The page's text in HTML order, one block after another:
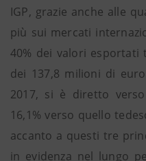
IGP, grazie anche alle
più sui mercati
40% dei valori esportati
dei 137,8 milioni di
2017, si è diretto
16,1% verso quello
accanto a questi tre
in evidenza nel lungo